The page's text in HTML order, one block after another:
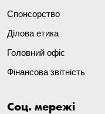
Спонсорство
Ділова етика
Головний офіс
Фінансова звітність
Соц. мережі